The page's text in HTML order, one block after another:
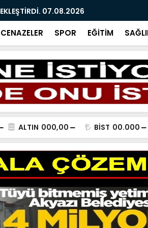
07.08.2026
CENAZELER SPOR EĞİTİM
ALTIN 000,00 BİST 00.000